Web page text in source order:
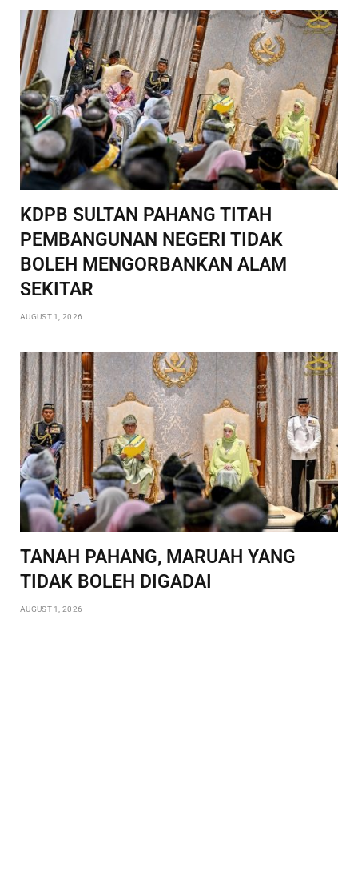
KDPB SULTAN PAHANG TITAH
PEMBANGUNAN NEGERI TIDAK
BOLEH MENGORBANKAN ALAM
SEKITAR
AUGUST 1, 2026
TANAH PAHANG, MARUAH YANG
TIDAK BOLEH DIGADAI
AUGUST 1, 2026